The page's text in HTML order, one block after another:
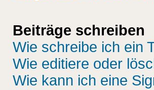
Beiträge schreiben
Wie schreibe ich ein
Wie editiere oder
Wie kann ich eine